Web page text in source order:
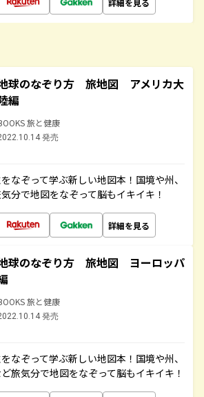
球のなぞり方 旅地図 アメリカ大
編
旅と健康
発売
なぞって学ぶ新しい地図本！国境や州、
分で地図をなぞって脳もイキイキ！
詳細を見る
球のなぞり方 旅地図 ヨーロッパ
旅と健康
発売
なぞって学ぶ新しい地図本！国境や州、
旅気分で地図をなぞって脳もイキイキ！